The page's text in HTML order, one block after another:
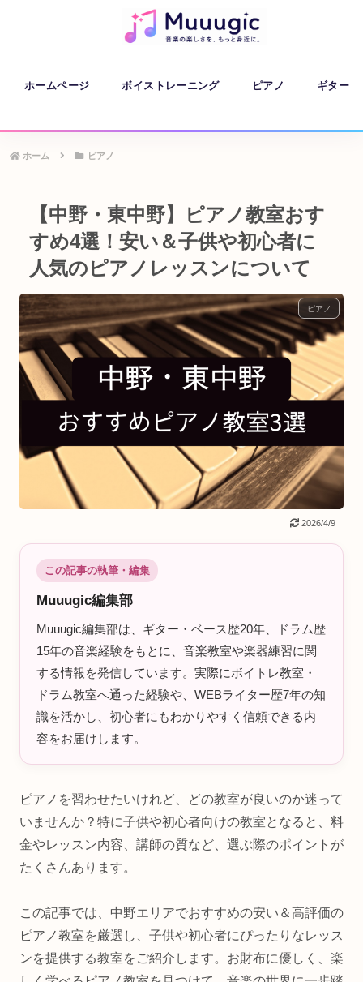
ホームページ ボイストレーニング ピアノ ギター
ホーム ピアノ
【中野・東中野】ピアノ教室おす
すめ4選！安い＆子供や初心者に
人気のピアノレッスンについて
ピアノ
2026/4/9
この記事の執筆・編集
Muuugic編集部
Muuugic編集部は、ギター・ベース歴20年、ドラム歴
15年の音楽経験をもとに、音楽教室や楽器練習に関
する情報を発信しています。実際にボイトレ教室・
ドラム教室へ通った経験や、WEBライター歴7年の知
識を活かし、初心者にもわかりやすく信頼できる内
容をお届けします。
ピアノを習わせたいけれど、どの教室が良いのか迷って
いませんか？特に子供や初心者向けの教室となると、料
金やレッスン内容、講師の質など、選ぶ際のポイントが
たくさんあります。
この記事では、中野エリアでおすすめの安い＆高評価の
ピアノ教室を厳選し、子供や初心者にぴったりなレッス
ンを提供する教室をご紹介します。お財布に優しく、楽